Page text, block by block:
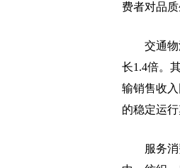
费者对品
交通物流
长1.4倍。
输销售收
的稳定运行
服务消费